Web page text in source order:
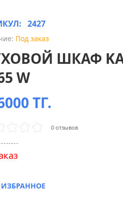
2427
Под заказ
ШКАФ
W
ТГ.
0 отзывов
ИЗБРАННОЕ